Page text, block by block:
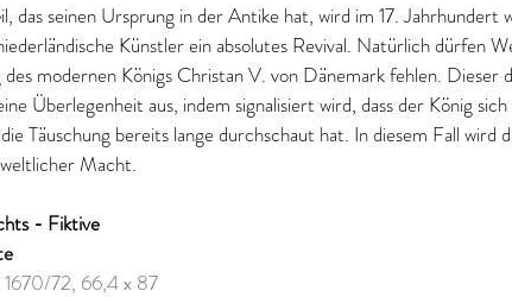
das seinen Ursprung in der Antike hat, wird im 17.
Künstler ein absolutes Revival. Natürlich dürfen
des modernen Königs Christan V. von Dänemark fehlen. Dieser
Überlegenheit aus, indem signalisiert wird, dass der König
Täuschung bereits lange durchschaut hat. In diesem Fall wird
Macht.
- Fiktive
1670/72, 66,4 x 87